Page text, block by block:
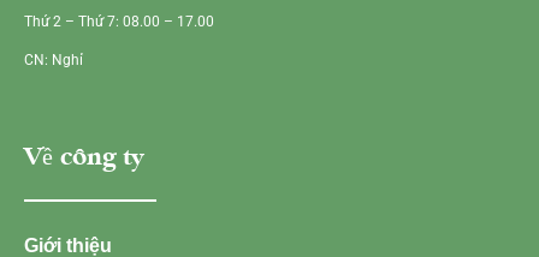
Thứ 2 – Thứ 7: 08.00 – 17.00
CN: Nghỉ
Về công ty
Giới thiệu